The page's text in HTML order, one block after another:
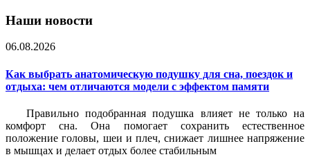
Наши новости
06.08.2026
Как выбрать анатомическую подушку для сна, поездок и
отдыха: чем отличаются модели с эффектом памяти
Правильно подобранная подушка влияет не только на
комфорт сна. Она помогает сохранить естественное
положение головы, шеи и плеч, снижает лишнее напряжение
в мышцах и делает отдых более стабильным